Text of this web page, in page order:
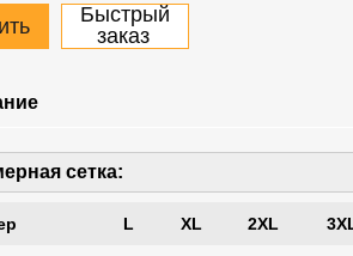
Быстрый
заказ
сетка:
L XL 2XL